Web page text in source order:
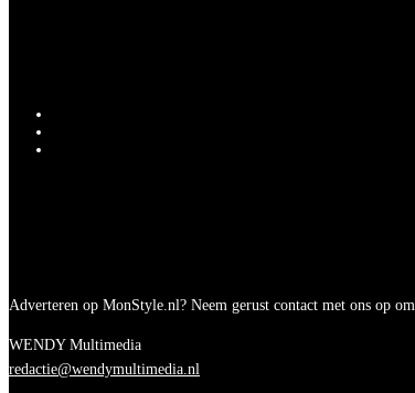
Adverteren op MonStyle.nl? Neem gerust contact met ons op
WENDY Multimedia
redactie@wendymultimedia.nl